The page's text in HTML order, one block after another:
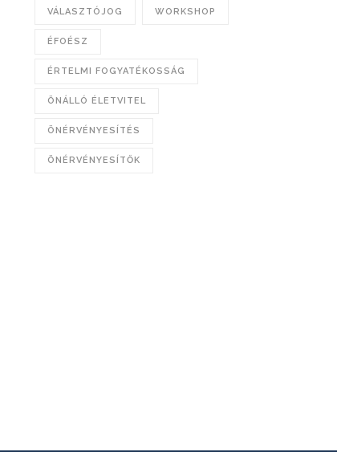
VÁLASZTÓJOG WORKSHOP
ÉFOÉSZ
ÉRTELMI FOGYATÉKOSSÁG
ÖNÁLLÓ ÉLETVITEL
ÖNÉRVÉNYESÍTÉS
ÖNÉRVÉNYESÍTŐK